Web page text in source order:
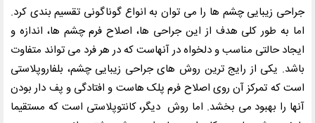
جراحی زیبایی چشم ها را می توان به انواع گوناگونی تقسیم بندی کرد.
اما به طور کلی هدف از این جراحی ها، اصلاح فرم چشم ها، اندازه و
ایجاد حالتی مناسب و دلخواه در آنهاست که در هر فرد می تواند متفاوت
باشد. یکی از رایج ترین روش های جراحی زیبایی چشم، بلفاروپلاستی
است که تمرکز آن روی اصلاح فرم پلک هاست و افتادگی و پف دار بودن
آنها را بهبود می بخشد. اما روش دیگر، کانتوپلاستی است که مستقیما